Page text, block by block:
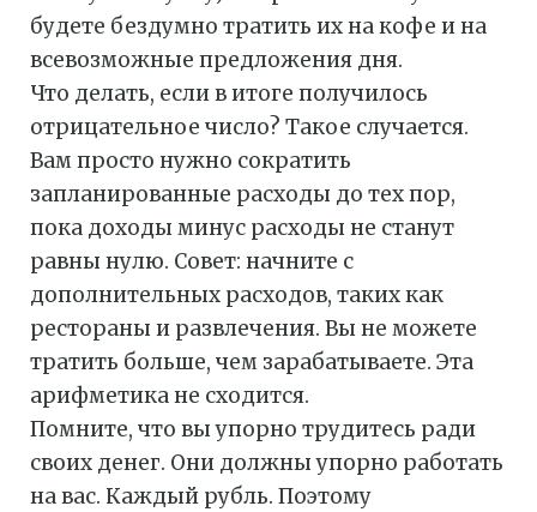
будете бездумно тратить их на кофе и на
всевозможные предложения дня.
Что делать, если в итоге получилось
отрицательное число? Такое случается.
Вам просто нужно сократить
запланированные расходы до тех пор,
пока доходы минус расходы не станут
равны нулю. Совет: начните с
дополнительных расходов, таких как
рестораны и развлечения. Вы не можете
тратить больше, чем зарабатываете. Эта
арифметика не сходится.
Помните, что вы упорно трудитесь ради
своих денег. Они должны упорно работать
на вас. Каждый рубль. Поэтому